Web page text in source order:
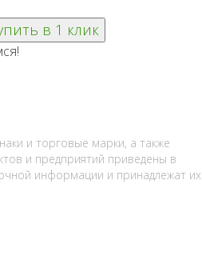
в 1 клик
и торговые марки, а также
и предприятий приведены в
информации и принадлежат их